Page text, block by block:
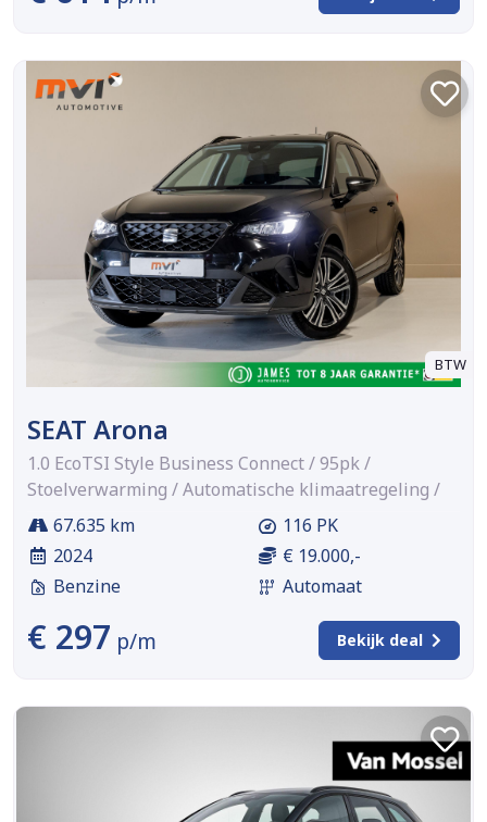
BTW
SEAT Arona
1.0 EcoTSI Style Business Connect / 95pk /
Stoelverwarming / Automatische klimaatregeling /
67.635 km
2024
Benzine
116 PK
€ 19.000,-
Automaat
€ 297 p/m Bekijk deal